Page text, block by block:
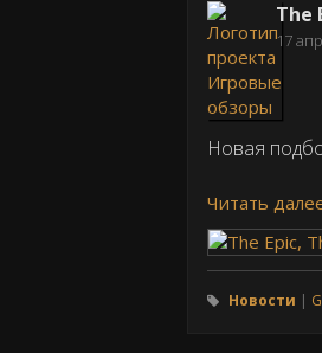
The
Дата
17
Новая
Читать
Новости